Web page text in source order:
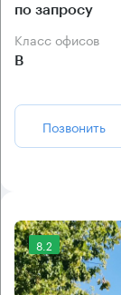
по запросу
Класс офисов
B
Позвонить
8.2